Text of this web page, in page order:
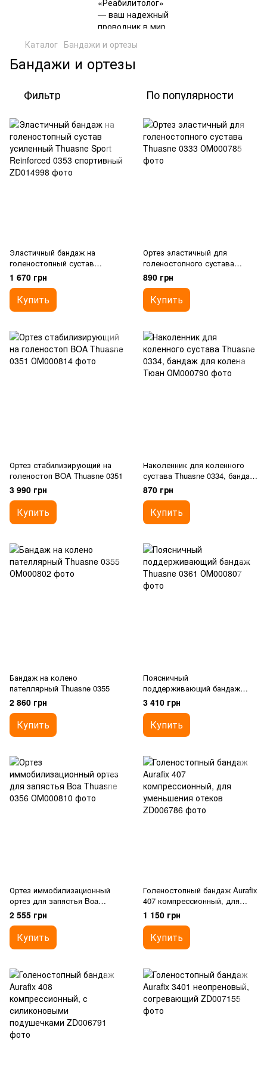
Каталог Бандажи и ортезы
Бандажи и ортезы
Фильтр По популярности
Эластичный бандаж на
голеностопный сустав
усиленный Thuasne Sport
Reinforced 0353 спортивный
1 670 грн
Купить
Ортез эластичный для
голеностопного сустава
Thuasne 0333
890 грн
Купить
Ортез стабилизирующий на
голеностоп BOA Thuasne 0351
3 990 грн
Купить
Наколенник для коленного
сустава Thuasne 0334, бандаж
для колена Тюан
870 грн
Купить
Бандаж на колено
пателлярный Thuasne 0355
2 860 грн
Купить
Поясничный
поддерживающий бандаж
Thuasne 0361
3 410 грн
Купить
Ортез иммобилизационный
ортез для запястья Boa
Thuasne 0356
2 555 грн
Купить
Голеностопный бандаж Aurafix
407 компрессионный, для
уменьшения отеков
1 150 грн
Купить